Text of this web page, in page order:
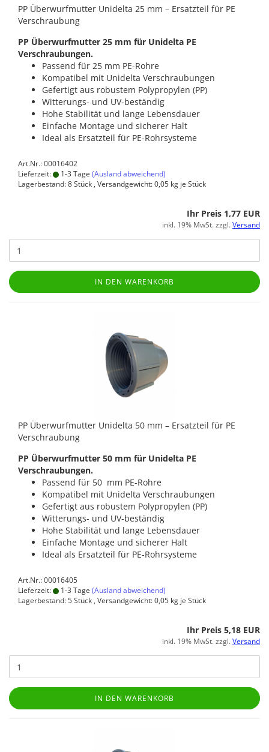
PP Überwurfmutter Unidelta 25 mm – Ersatzteil für PE
Verschraubung
PP Überwurfmutter 25 mm für Unidelta PE
Verschraubungen.
Passend für 25 mm PE-Rohre
Kompatibel mit Unidelta Verschraubungen
Gefertigt aus robustem Polypropylen (PP)
Witterungs- und UV-beständig
Hohe Stabilität und lange Lebensdauer
Einfache Montage und sicherer Halt
Ideal als Ersatzteil für PE-Rohrsysteme
Art.Nr.: 00016402
Lieferzeit:
1-3 Tage (Ausland abweichend)
Lagerbestand: 8 Stück , Versandgewicht:0,05 kg je Stück
Ihr Preis 1,77 EUR
inkl. 19% MwSt. zzgl.Versand
IN DEN WARENKORB
PP Überwurfmutter Unidelta 50 mm – Ersatzteil für PE
Verschraubung
PP Überwurfmutter 50 mm für Unidelta PE
Verschraubungen.
Passend für 50 mm PE-Rohre
Kompatibel mit Unidelta Verschraubungen
Gefertigt aus robustem Polypropylen (PP)
Witterungs- und UV-beständig
Hohe Stabilität und lange Lebensdauer
Einfache Montage und sicherer Halt
Ideal als Ersatzteil für PE-Rohrsysteme
Art.Nr.: 00016405
Lieferzeit:
1-3 Tage (Ausland abweichend)
Lagerbestand: 5 Stück , Versandgewicht:0,05 kg je Stück
Ihr Preis 5,18 EUR
inkl. 19% MwSt. zzgl.Versand
IN DEN WARENKORB